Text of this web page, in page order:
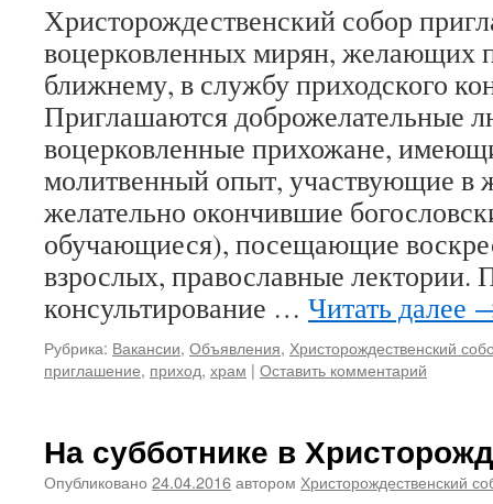
Христорождественский собор
воцерковленных мирян, желающих
ближнему, в службу приходского
Приглашаются доброжелательные
воцерковленные прихожане,
молитвенный опыт, участвующие в
желательно окончившие
обучающиеся), посещающие
взрослых, православные лектории.
консультирование … Читать далее
Рубрика: Вакансии, Объявления, Христорождественский
приглашение, приход, храм | Оставить комментарий
На субботнике в
Опубликовано 24.04.2016автором Христорождественский